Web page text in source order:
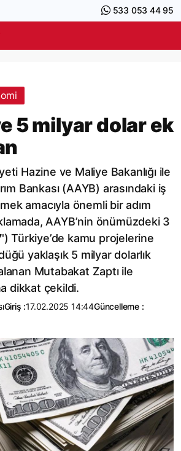
533 053 44 95
5 milyar dolar ek
Hazine ve Maliye Bakanlığı ile
Bankası (AAYB) arasındaki iş
amacıyla önemli bir adım
AAYB’nin önümüzdeki 3
Türkiye’de kamu projelerine
yaklaşık 5 milyar dolarlık
Mutabakat Zaptı ile
dikkat çekildi.
Giriş :17.02.2025 14:44Güncelleme :